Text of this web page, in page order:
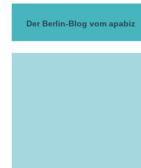
Der Berlin-Blog vom apabiz